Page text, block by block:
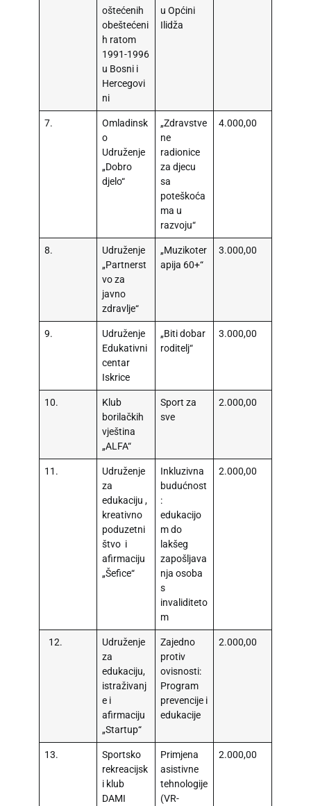
oštećenih
obeštećeni
h ratom
1991-1996
u Bosni i
Hercegovi
ni
u Općini
Ilidža
7.
Omladinsk
o
Udruženje
„Dobro
djelo“
„Zdravstve
ne
radionice
za djecu
sa
poteškoća
ma u
razvoju“
4.000,00
8.
Udruženje
„Partnerst
vo za
javno
zdravlje“
„Muzikoter
apija 60+“
3.000,00
9.
Udruženje
Edukativni
centar
Iskrice
„Biti dobar
roditelj“
3.000,00
10.
Klub
borilačkih
vještina
„ALFA“
Sport za
sve
2.000,00
11.
Udruženje
za
edukaciju ,
kreativno
poduzetni
štvo i
afirmaciju
„Šefice“
Inkluzivna
budućnost
:
edukacijo
m do
lakšeg
zapošljava
nja osoba
s
invaliditeto
m
2.000,00
12.
Udruženje
za
edukaciju,
istraživanj
e i
afirmaciju
„Startup“
Zajedno
protiv
ovisnosti:
Program
prevencije i
edukacije
2.000,00
13.
Sportsko
rekreacijsk
i klub
DAMI
Primjena
asistivne
tehnologije
(VR-
2.000,00